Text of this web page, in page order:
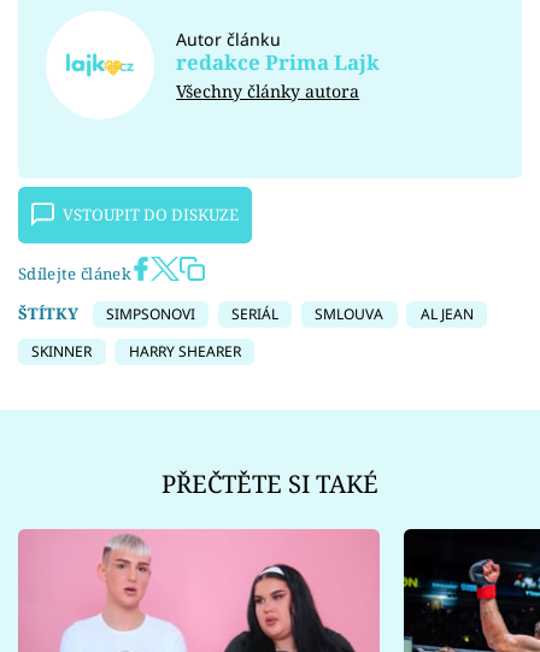
Autor článku
redakce Prima Lajk
Všechny články autora
VSTOUPIT DO DISKUZE
Sdílejte článek
ŠTÍTKY
SIMPSONOVI SERIÁL SMLOUVA
AL JEAN
SKINNER
HARRY SHEARER
PŘEČTĚTE SI TAKÉ